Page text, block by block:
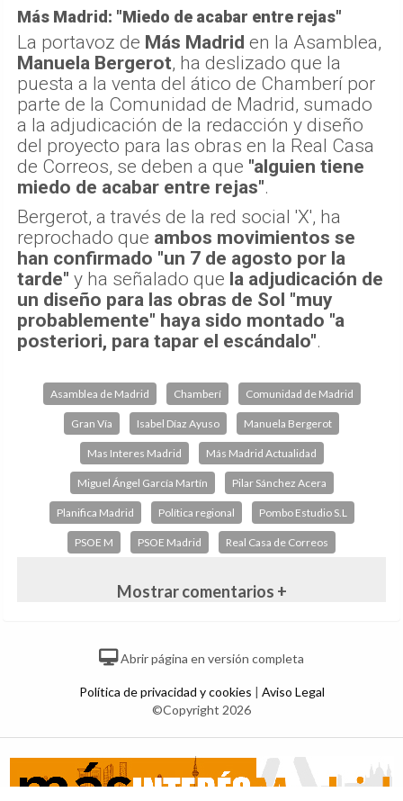
Más Madrid: "Miedo de acabar entre rejas"
La portavoz de Más Madrid en la Asamblea,
Manuela Bergerot, ha deslizado que la
puesta a la venta del ático de Chamberí por
parte de la Comunidad de Madrid, sumado
a la adjudicación de la redacción y diseño
del proyecto para las obras en la Real Casa
de Correos, se deben a que "alguien tiene
miedo de acabar entre rejas".
Bergerot, a través de la red social 'X', ha
reprochado que ambos movimientos se
han confirmado "un 7 de agosto por la
tarde" y ha señalado que la adjudicación de
un diseño para las obras de Sol "muy
probablemente" haya sido montado "a
posteriori, para tapar el escándalo".
Asamblea de Madrid Chamberí Comunidad de Madrid
Gran Vía Isabel Díaz Ayuso Manuela Bergerot
Mas Interes Madrid Más Madrid Actualidad
Miguel Ángel García Martín Pilar Sánchez Acera
Planifica Madrid Política regional Pombo Estudio S.L
PSOE M PSOE Madrid Real Casa de Correos
Mostrar comentarios +
Abrir página en versión completa
Política de privacidad y cookies | Aviso Legal
©Copyright 2026